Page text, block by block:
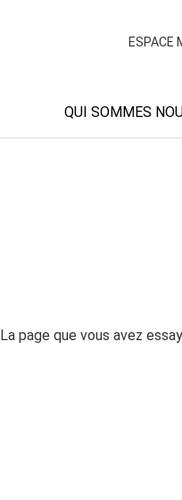
ESPACE
QUI SOMMES
La page que vous avez